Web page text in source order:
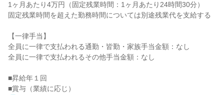
1ヶ月あたり4万円（固定残業時間：1ヶ月あたり24時間30分）
固定残業時間を超えた勤務時間については別途残業代を支給する
【一律手当】
全員に一律で支払われる通勤・皆勤・家族手当金額：なし
全員に一律で支払われるその他手当金額：なし
■昇給年１回
■賞与（業績に応じ）